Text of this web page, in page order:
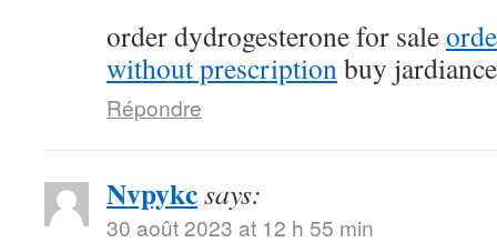
order dydrogesterone for sale
without prescriptionbuy
Répondre
Nvpykcsays:
30 août 2023 at 12 h 55 min